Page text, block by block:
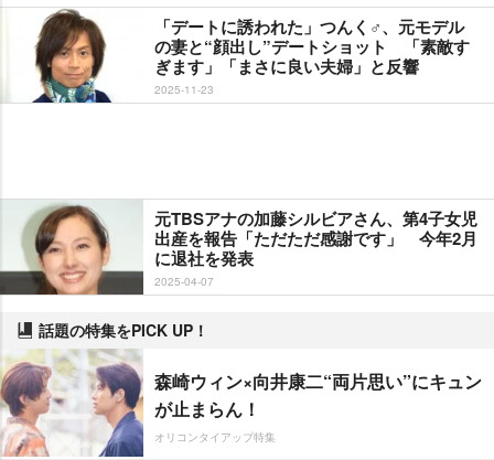
「デートに誘われた」つんく♂、元モデル
の妻と“顔出し”デートショット 「素敵す
ぎます」「まさに良い夫婦」と反響
2025-11-23
元TBSアナの加藤シルビアさん、第4子女児
出産を報告「ただただ感謝です」 今年2月
に退社を発表
2025-04-07
話題の特集をPICK UP！
森崎ウィン×向井康二“両片思い”にキュン
が止まらん！
オリコンタイアップ特集